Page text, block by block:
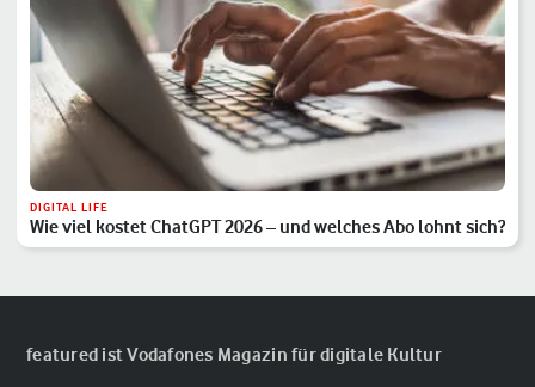
DIGITAL LIFE
Wie viel kostet ChatGPT 2026 – und welches Abo lohnt sich?
featured ist Vodafones Magazin für digitale Kultur